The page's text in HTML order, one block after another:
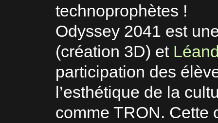
technoprophètes !
Odyssey 2041 est
(création 3D) et
participation des
l’esthétique de la
comme TRON. Cette